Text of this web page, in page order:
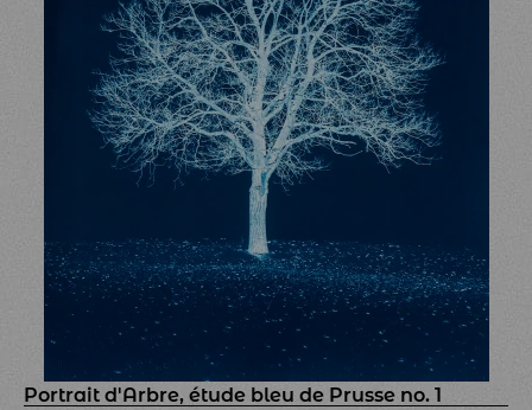
Portrait d'Arbre, étude bleu de Prusse no. 1